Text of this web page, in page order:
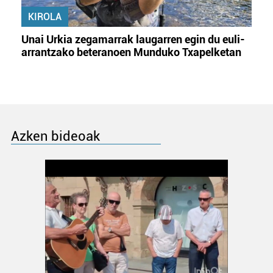
KIROLA
Unai Urkia zegamarrak laugarren egin du euli-
arrantzako beteranoen Munduko Txapelketan
Azken bideoak